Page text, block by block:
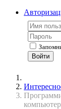
Войти